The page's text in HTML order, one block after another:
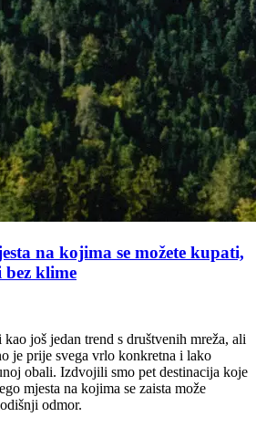
na kojima se možete kupati,
bez klime
još jedan trend s društvenih mreža, ali
je prije svega vrlo konkretna i lako
obali. Izdvojili smo pet destinacija koje
mjesta na kojima se zaista može
odmor.